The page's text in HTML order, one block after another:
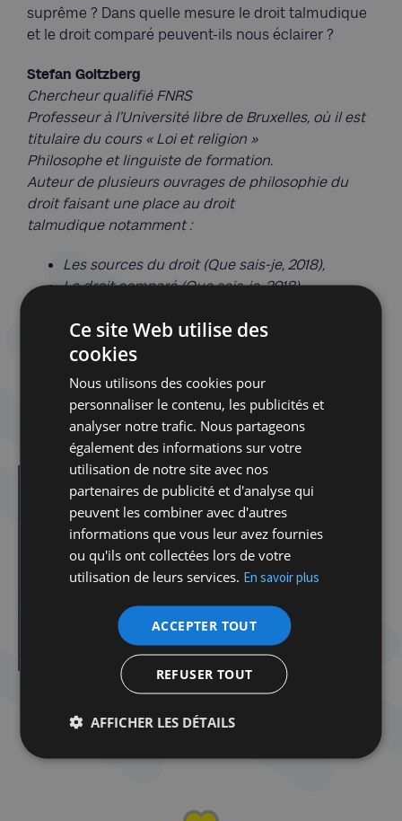
suprême ? Dans quelle mesure le droit talmudique
et le droit comparé peuvent-ils nous éclairer ?
Stefan Goltzberg
Chercheur qualifié FNRS
Professeur à l’Université libre de Bruxelles, où il est
titulaire du cours « Loi et religion »
Philosophe et linguiste de formation.
Auteur de plusieurs ouvrages de philosophie du
droit faisant une place au droit
talmudique notamment :
Les sources du droit (Que sais-je, 2018),
Le droit comparé (Que sais-je, 2018),
universitaires de France, 2021)
Conférencier chez Akadem
INSCRIPTION OBLIGATOIRE
reservations.mcj@gmail.com
Membres 10 € – non-membres 12 €
Dans la même catégorie d'article :
Dibook | Les élections en Israël
Spirou dans la tourmente de la Shoah
Atelier Tenou’a avec Delphine Horvilleur
Cabaret Milmoul
Ce site Web utilise des
cookies
Nous utilisons des cookies pour
personnaliser le contenu, les publicités et
analyser notre trafic. Nous partageons
également des informations sur votre
utilisation de notre site avec nos
partenaires de publicité et d'analyse qui
peuvent les combiner avec d'autres
informations que vous leur avez fournies
ou qu'ils ont collectées lors de votre
utilisation de leurs services. En savoir plus
ACCEPTER TOUT
REFUSER TOUT
AFFICHER LES DÉTAILS